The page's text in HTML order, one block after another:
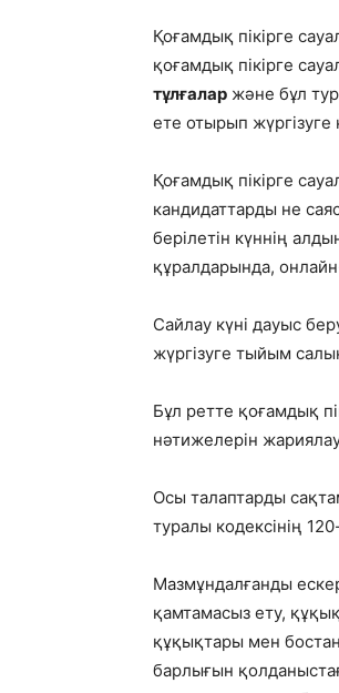
Қоғамдық пікірге
қоғамдық пікірге
тұлғалар және бұл
ете отырып
Қоғамдық пікірге
кандидаттарды не
берiлетін күннің
құралдарында,
Сайлау күнi дауыс
жүргізуге тыйым
Бұл ретте қоғамдық
нәтижелерін
Осы талаптарды
туралы кодексінің
Мазмұндалғанды
қамтамасыз ету,
құқықтары мен
барлығын